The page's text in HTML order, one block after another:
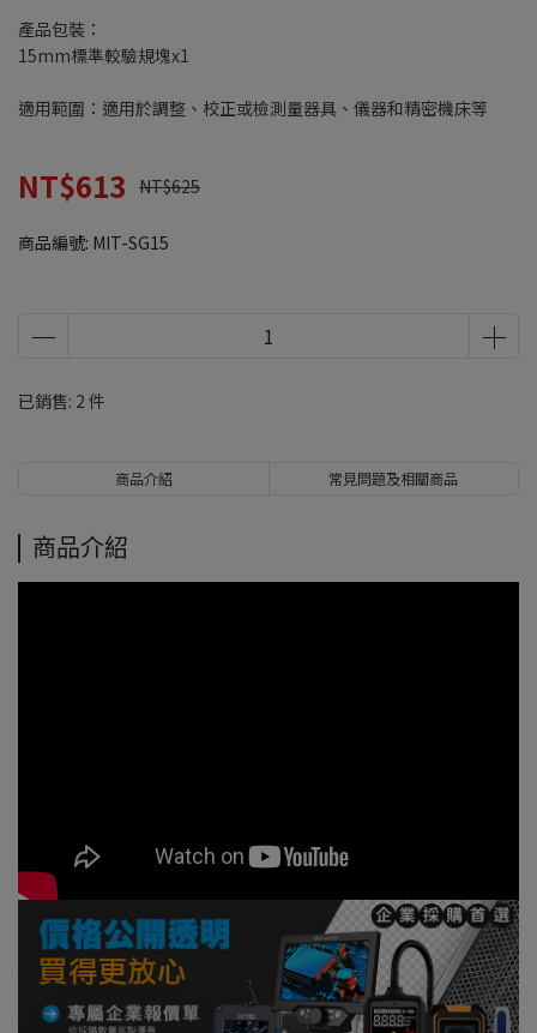
產品包裝：
15mm標準較驗規塊x1
適用範圍：適用於調整、校正或檢測量器具、儀器和精密機床等
NT$613 NT$625
商品編號: MIT-SG15
已銷售: 2 件
商品介紹 常見問題及相關商品
商品介紹